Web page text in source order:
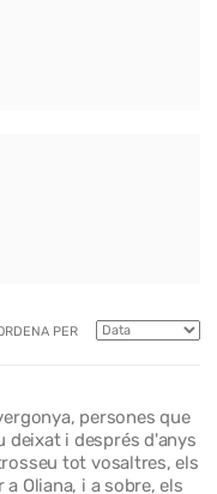
PER
persones que
deixat i després d'anys
tot vosaltres, els
Oliana, i a sobre, els